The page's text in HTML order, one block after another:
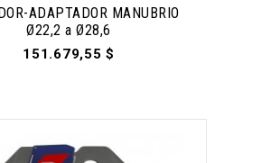
ADAPTADOR MANUBRIO
Ø22,2 a Ø28,6
151.679,55 $